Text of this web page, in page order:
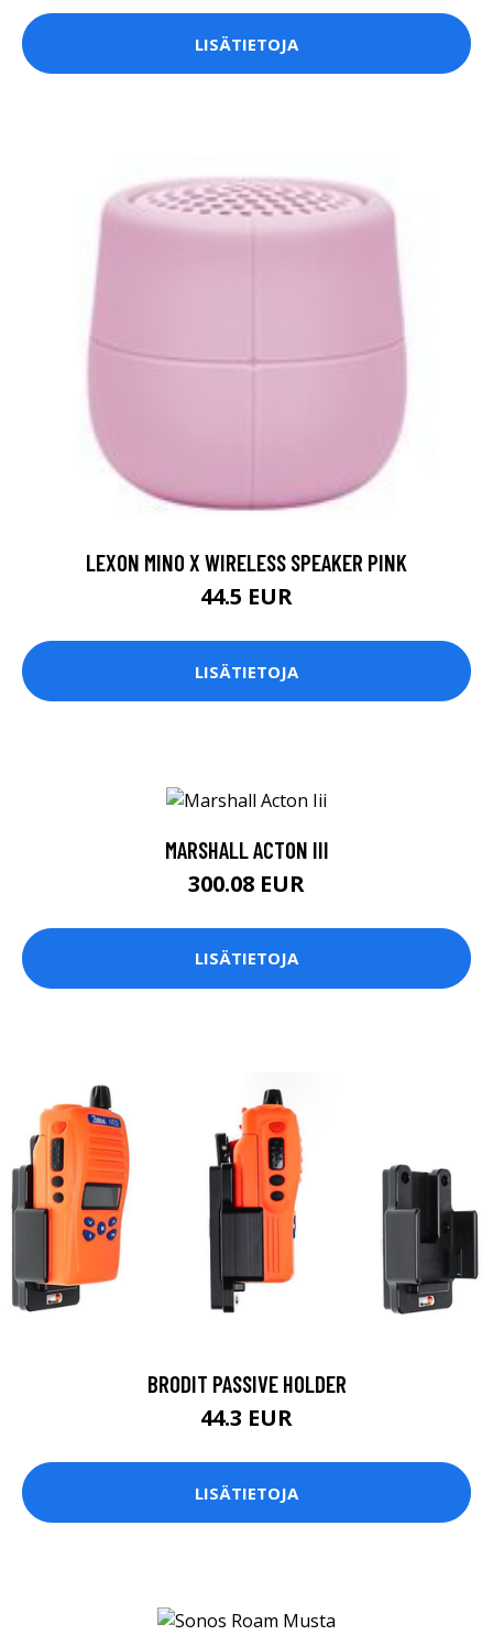
LISÄTIETOJA
LEXON MINO X WIRELESS SPEAKER PINK
44.5 EUR
LISÄTIETOJA
MARSHALL ACTON III
300.08 EUR
LISÄTIETOJA
BRODIT PASSIVE HOLDER
44.3 EUR
LISÄTIETOJA